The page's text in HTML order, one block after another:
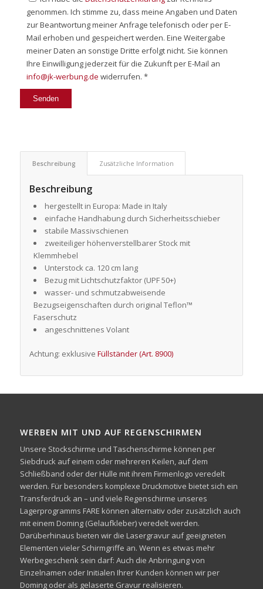
genommen. Ich stimme zu, dass meine Angaben und Daten
zur Beantwortung meiner Anfrage telefonisch oder per E-
Mail erhoben und gespeichert werden. Eine Weitergabe
meiner Daten an sonstige Dritte erfolgt nicht. Sie können
Ihre Einwilligung jederzeit für die Zukunft per E-Mail an
info@jk-werbung.de widerrufen. *
Beschreibung Zusätzliche Information
Beschreibung
hergestellt in Europa: Made in Italy
einfache Handhabung durch Sicherheitsschieber
stabile Massivschienen
zweiteiliger höhenverstellbarer Stock mit
Klemmhebel
Unterstock ca. 120 cm lang
Bezug mit Lichtschutzfaktor (UPF 50+)
wasser- und schmutzabweisende
Bezugseigenschaften durch original Teflon™
Faserschutz
angeschnittenes Volant
Achtung: exklusive Füllständer (Art. 8900)
WERBEN MIT UND AUF REGENSCHIRMEN
Unsere Stockschirme und Taschenschirme können per
Siebdruck auf einem oder mehreren Keilen, auf dem
Schließband oder der Hülle mit ihrem Firmenlogo veredelt
werden. Für besonders komplexe Druckmotive bietet sich ein
Transferdruck an – und viele Regenschirme unseres
Lagerprogramms FARE können alternativ oder zusätzlich auch
mit einem Doming (Gelaufkleber) veredelt werden.
Darüberhinaus bieten wir die Lasergravur auf geeigneten
Elementen vieler Schirmgriffe an. Wenn es etwas mehr
Werbegeschenk sein darf: Auch die Anbringung von
Einzelnamen oder Initialen Ihrer Kunden können wir per
Doming oder als gelaserte Gravur realisieren.